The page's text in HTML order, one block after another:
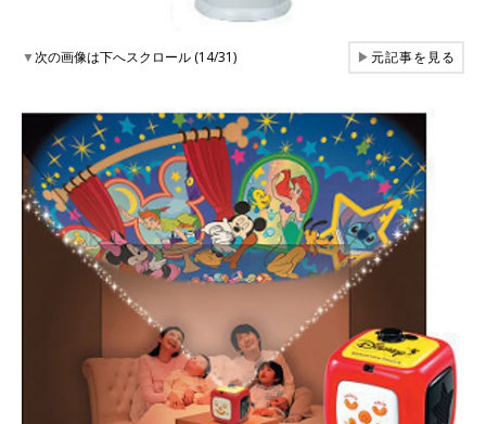
▼次の画像は下へスクロール (14/31) ▶元記事を見る